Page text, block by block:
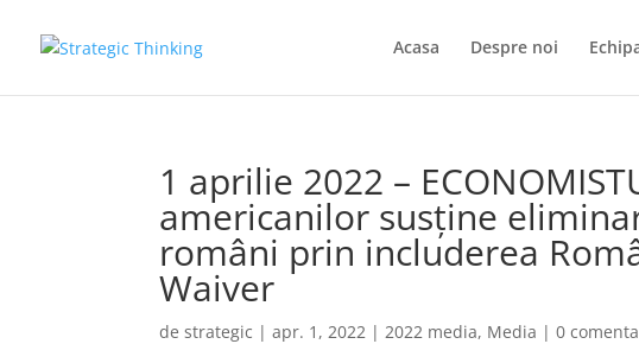
Acasa Despre noi
1 aprilie 2022 –
americanilor susține
români prin includerea
Waiver
destrategic |apr. 1, 2022 |2022 media, Media |0